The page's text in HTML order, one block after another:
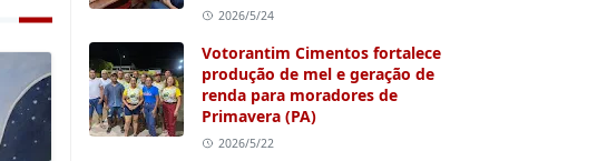
2026/5/24
Votorantim Cimentos fortalece
produção de mel e geração de
renda para moradores de
Primavera (PA)
2026/5/22